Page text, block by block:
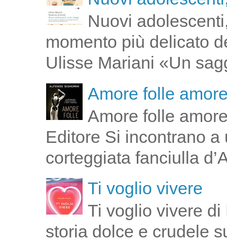
Nuovi
momento più delicato
Ulisse Mariani «Un
Amore folle
Amore folle
Editore Si incontrano
corteggiata fanciulla
Ti voglio vivere
Ti voglio vivere
storia dolce e crudele